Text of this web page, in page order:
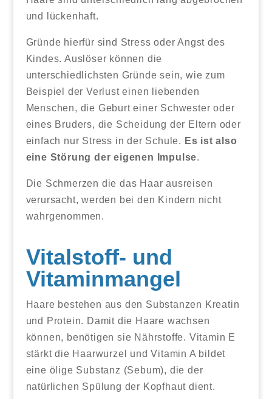
und lückenhaft.
Gründe hierfür sind Stress oder Angst des
Kindes. Auslöser können die
unterschiedlichsten Gründe sein, wie zum
Beispiel der Verlust einen liebenden
Menschen, die Geburt einer Schwester oder
eines Bruders, die Scheidung der Eltern oder
einfach nur Stress in der Schule. Es ist also
eine Störung der eigenen Impulse.
Die Schmerzen die das Haar ausreisen
verursacht, werden bei den Kindern nicht
wahrgenommen.
Vitalstoff- und
Vitaminmangel
Haare bestehen aus den Substanzen Kreatin
und Protein. Damit die Haare wachsen
können, benötigen sie Nährstoffe. Vitamin E
stärkt die Haarwurzel und Vitamin A bildet
eine ölige Substanz (Sebum), die der
natürlichen Spülung der Kopfhaut dient.